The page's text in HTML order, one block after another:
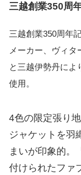
三越創業350周
三越創業350周年
メーカー、ヴィタ
と三越伊勢丹によ
使用。
4色の限定張り
ジャケットを羽
まいが印象的。
付けられたファ